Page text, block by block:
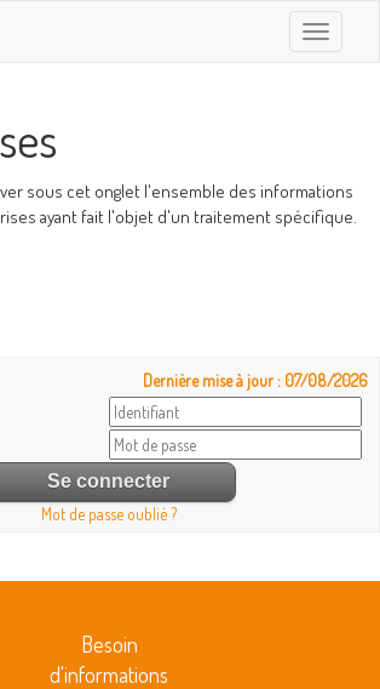
Toggle
sous cet onglet l'ensemble des informations
ayant fait l'objet d'un traitement spécifique.
Dernière mise à jour : 07/08/2026
Mot de passe oublié ?
Besoin
d'informations